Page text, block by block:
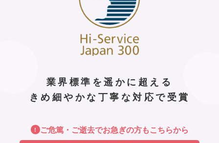
業界標準を遥かに超える
きめ細やかな丁寧な対応で受賞
ご危篤・ご逝去でお急ぎの方もこちらから